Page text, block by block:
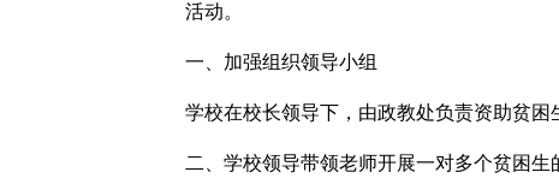
活动。
一、加强组织领导小组
学校在校长领导下，由政教处负责资助贫困
二、学校领导带领老师开展一对多个贫困生